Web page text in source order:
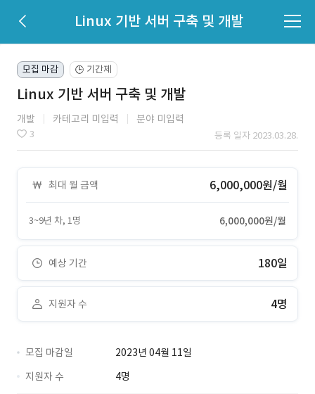
Linux 기반 서버 구축 및 개발
모집 마감 🕒 기간제
Linux 기반 서버 구축 및 개발
개발 카테고리 미입력 분야 미입력
3 등록 일자 2023.03.28.
최대 월 금액 6,000,000원/월
3~9년 차, 1명 6,000,000원/월
예상 기간 180일
지원자 수 4명
모집 마감일
2023년 04월 11일
지원자 수
4명